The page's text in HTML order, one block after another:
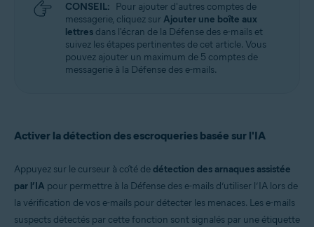
CONSEIL: Pour ajouter d'autres comptes de
messagerie, cliquez surAjouter une boîte aux
lettres dans l'écran de la Défense des e-mails et
suivez les étapes pertinentes de cet article. Vous
pouvez ajouter un maximum de 5 comptes de
messagerie à la Défense des e-mails.
Activer la détection des escroqueries basée sur l'IA
Appuyez sur le curseur à côté dedétection des arnaques assistée
par l’IA pour permettre à la Défense des e-mails d’utiliser l’IA lors de
la vérification de vos e-mails pour détecter les menaces. Les e-mails
suspects détectés par cette fonction sont signalés par une étiquette